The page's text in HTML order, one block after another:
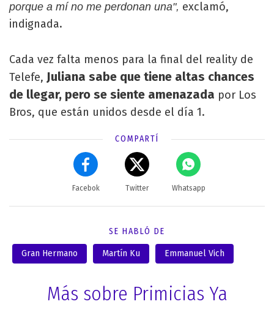
porque a mí no me perdonan una", exclamó,
indignada.
Cada vez falta menos para la final del reality de
Telefe, Juliana sabe que tiene altas chances
de llegar, pero se siente amenazada por Los
Bros, que están unidos desde el día 1.
COMPARTÍ
Facebok Twitter Whatsapp
SE HABLÓ DE
Gran Hermano Martín Ku Emmanuel Vich
Más sobre Primicias Ya